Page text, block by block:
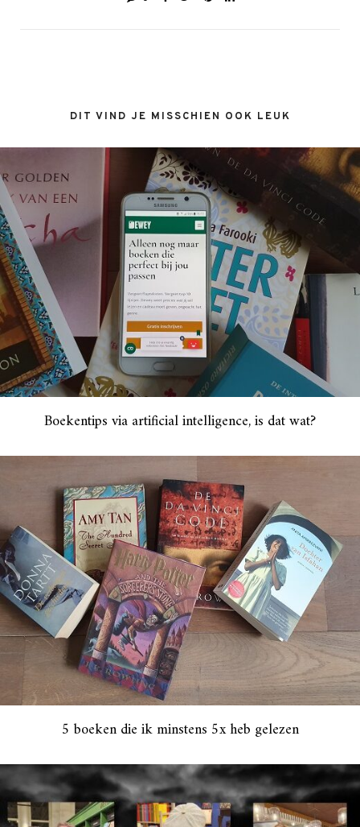
DIT VIND JE MISSCHIEN OOK LEUK
Boekentips via artificial intelligence, is dat wat?
5 boeken die ik minstens 5x heb gelezen